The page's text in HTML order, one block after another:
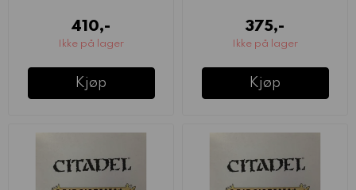
410,-
Ikke på lager
Kjøp
375,-
Ikke på lager
Kjøp